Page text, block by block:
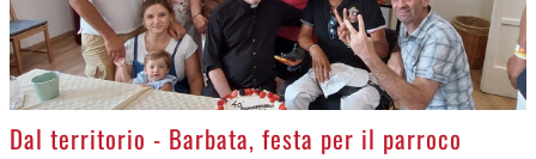
>
Dal territorio - Barbata, festa per il parroco